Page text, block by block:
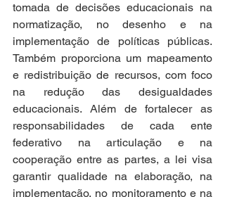
tomada de decisões educacionais na
normatização, no desenho e na
implementação de políticas públicas.
Também proporciona um mapeamento
e redistribuição de recursos, com foco
na redução das desigualdades
educacionais. Além de fortalecer as
responsabilidades de cada ente
federativo na articulação e na
cooperação entre as partes, a lei visa
garantir qualidade na elaboração, na
implementação, no monitoramento e na